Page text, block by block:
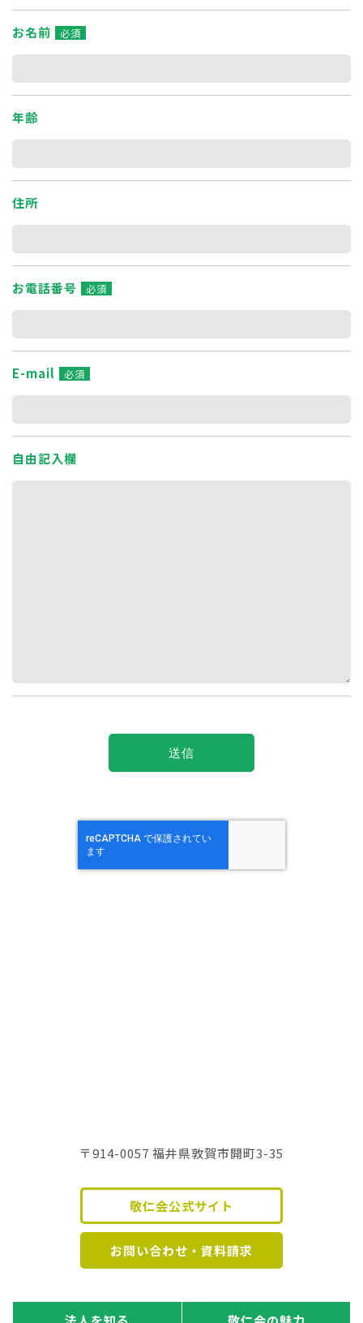
お名前 必須
年齢
住所
お電話番号 必須
E-mail 必須
自由記入欄
〒914-0057 福井県敦賀市開町3-35
敬仁会公式サイト
お問い合わせ・資料請求